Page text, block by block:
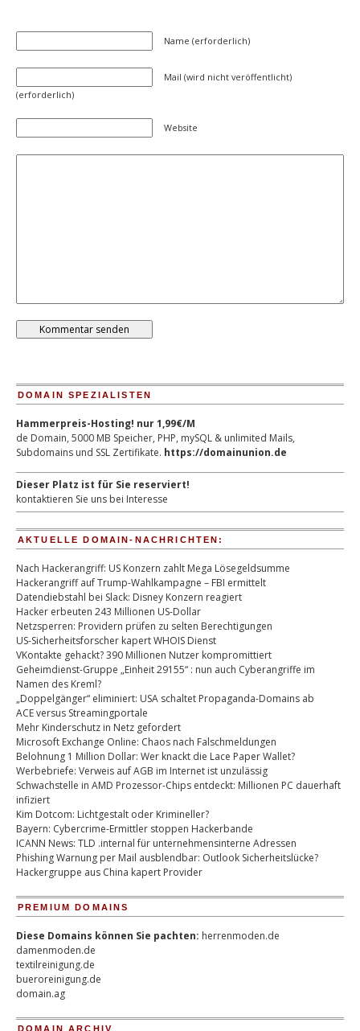
Name (erforderlich)
Mail (wird nicht veröffentlicht)
(erforderlich)
Website
DOMAIN SPEZIALISTEN
Hammerpreis-Hosting! nur 1,99€/M
de Domain, 5000 MB Speicher, PHP, mySQL & unlimited Mails,
Subdomains und SSL Zertifikate. https://domainunion.de
Dieser Platz ist für Sie reserviert!
kontaktieren Sie uns bei Interesse
AKTUELLE DOMAIN-NACHRICHTEN:
Nach Hackerangriff: US Konzern zahlt Mega Lösegeldsumme
Hackerangriff auf Trump-Wahlkampagne – FBI ermittelt
Datendiebstahl bei Slack: Disney Konzern reagiert
Hacker erbeuten 243 Millionen US-Dollar
Netzsperren: Providern prüfen zu selten Berechtigungen
US-Sicherheitsforscher kapert WHOIS Dienst
VKontakte gehackt? 390 Millionen Nutzer kompromittiert
Geheimdienst-Gruppe „Einheit 29155“ : nun auch Cyberangriffe im
Namen des Kreml?
„Doppelgänger“ eliminiert: USA schaltet Propaganda-Domains ab
ACE versus Streamingportale
Mehr Kinderschutz in Netz gefordert
Microsoft Exchange Online: Chaos nach Falschmeldungen
Belohnung 1 Million Dollar: Wer knackt die Lace Paper Wallet?
Werbebriefe: Verweis auf AGB im Internet ist unzulässig
Schwachstelle in AMD Prozessor-Chips entdeckt: Millionen PC dauerhaft
infiziert
Kim Dotcom: Lichtgestalt oder Krimineller?
Bayern: Cybercrime-Ermittler stoppen Hackerbande
ICANN News: TLD .internal für unternehmensinterne Adressen
Phishing Warnung per Mail ausblendbar: Outlook Sicherheitslücke?
Hackergruppe aus China kapert Provider
PREMIUM DOMAINS
Diese Domains können Sie pachten: herrenmoden.de
damenmoden.de
textilreinigung.de
bueroreinigung.de
domain.ag
DOMAIN ARCHIV